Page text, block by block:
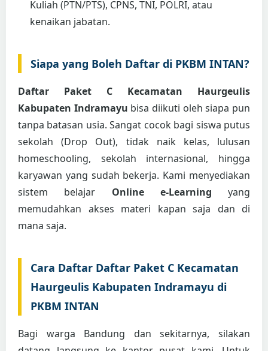
Kuliah (PTN/PTS), CPNS, TNI, POLRI, atau
kenaikan jabatan.
Siapa yang Boleh Daftar di PKBM INTAN?
Daftar Paket C Kecamatan Haurgeulis
Kabupaten Indramayu bisa diikuti oleh siapa pun
tanpa batasan usia. Sangat cocok bagi siswa putus
sekolah (Drop Out), tidak naik kelas, lulusan
homeschooling, sekolah internasional, hingga
karyawan yang sudah bekerja. Kami menyediakan
sistem belajar Online e-Learning yang
memudahkan akses materi kapan saja dan di
mana saja.
Cara Daftar Daftar Paket C Kecamatan
Haurgeulis Kabupaten Indramayu di
PKBM INTAN
Bagi warga Bandung dan sekitarnya, silakan